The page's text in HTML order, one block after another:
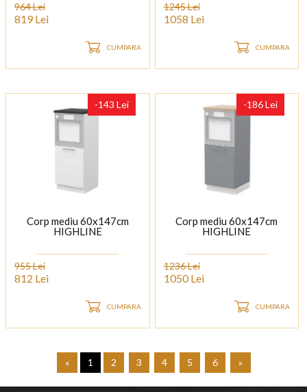
964 Lei
819 Lei
CUMPARA
1245 Lei
1058 Lei
CUMPARA
-143 Lei
Corp mediu 60x147cm
HIGHLINE
955 Lei
812 Lei
CUMPARA
-186 Lei
Corp mediu 60x147cm
HIGHLINE
1236 Lei
1050 Lei
CUMPARA
« 1 2 3 4 5 6 »